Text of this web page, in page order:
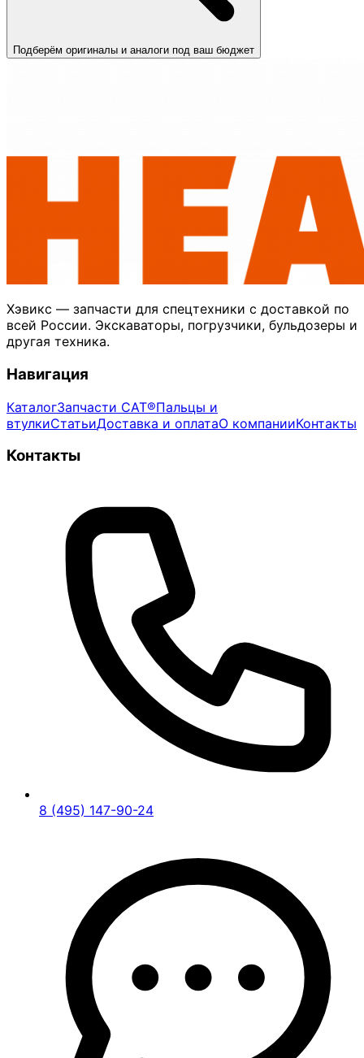
Подберём оригиналы и аналоги под ваш бюджет
Хэвикс — запчасти для спецтехники с доставкой по
всей России. Экскаваторы, погрузчики, бульдозеры и
другая техника.
Навигация
КаталогЗапчасти CAT®Пальцы и
втулкиСтатьиДоставка и оплатаО компанииКонтакты
Контакты
8 (495) 147-90-24